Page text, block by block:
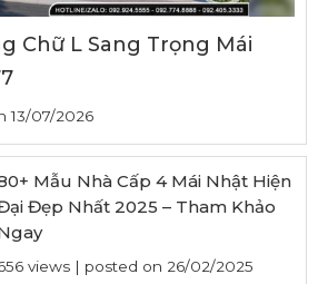
Chữ L Sang Trọng Mái
13/07/2026
Mẫu Nhà Cấp 4 Mái Nhật Hiện
Đẹp Nhất 2025 – Tham Khảo
views| posted on 26/02/2025